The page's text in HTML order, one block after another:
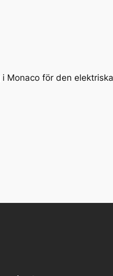
för den